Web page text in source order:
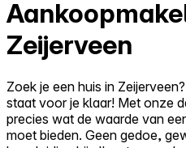
Zeijerveen
Zoek je een huis in
staat voor je klaar! Met onze
precies wat de waarde van
moet bieden. Geen gedoe,